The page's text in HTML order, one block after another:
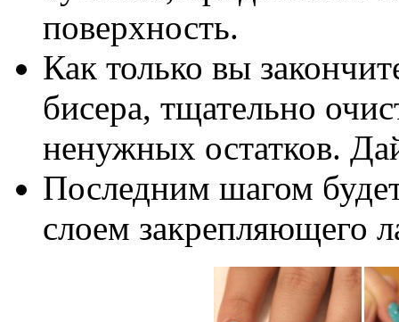
поверхность.
Как только вы
бисера, тщательно
ненужных остатков.
Последним шагом
слоем закрепляющего